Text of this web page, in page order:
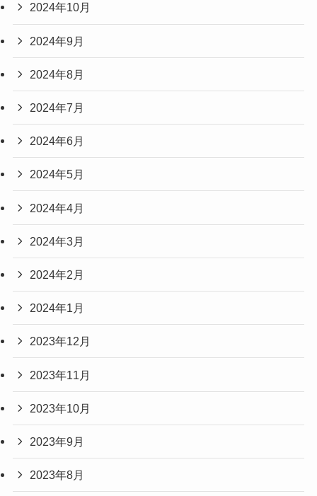
2024年10月
2024年9月
2024年8月
2024年7月
2024年6月
2024年5月
2024年4月
2024年3月
2024年2月
2024年1月
2023年12月
2023年11月
2023年10月
2023年9月
2023年8月